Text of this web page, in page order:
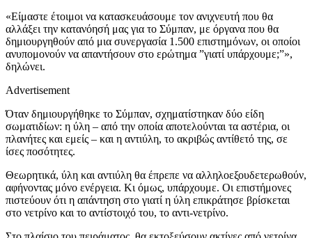
«Είμαστε έτοιμοι να κατασκευάσουμε τον ανιχνευτή που θα
αλλάξει την κατανόησή μας για το Σύμπαν, με όργανα που θα
δημιουργηθούν από μια συνεργασία 1.500 επιστημόνων, οι οποίοι
ανυπομονούν να απαντήσουν στο ερώτημα ”γιατί υπάρχουμε;”»,
δηλώνει.
Advertisement
Όταν δημιουργήθηκε το Σύμπαν, σχηματίστηκαν δύο είδη
σωματιδίων: η ύλη – από την οποία αποτελούνται τα αστέρια, οι
πλανήτες και εμείς – και η αντιύλη, το ακριβώς αντίθετό της, σε
ίσες ποσότητες.
Θεωρητικά, ύλη και αντιύλη θα έπρεπε να αλληλοεξουδετερωθούν,
αφήνοντας μόνο ενέργεια. Κι όμως, υπάρχουμε. Οι επιστήμονες
πιστεύουν ότι η απάντηση στο γιατί η ύλη επικράτησε βρίσκεται
στο νετρίνο και το αντίστοιχό του, το αντι-νετρίνο.